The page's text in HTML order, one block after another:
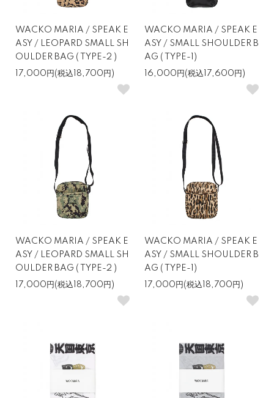
WACKO MARIA / SPEAK E
ASY / LEOPARD SMALL SH
OULDER BAG ( TYPE-2 )
17,000円(税込18,700円)
WACKO MARIA / SPEAK E
ASY / SMALL SHOULDER B
AG ( TYPE-1)
16,000円(税込17,600円)
WACKO MARIA / SPEAK E
ASY / LEOPARD SMALL SH
OULDER BAG ( TYPE-2 )
17,000円(税込18,700円)
WACKO MARIA / SPEAK E
ASY / SMALL SHOULDER B
AG ( TYPE-1)
17,000円(税込18,700円)